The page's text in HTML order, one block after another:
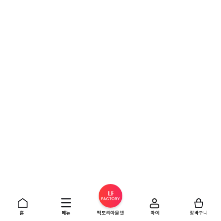
홈 메뉴 팩토리아울렛 마이 장바구니